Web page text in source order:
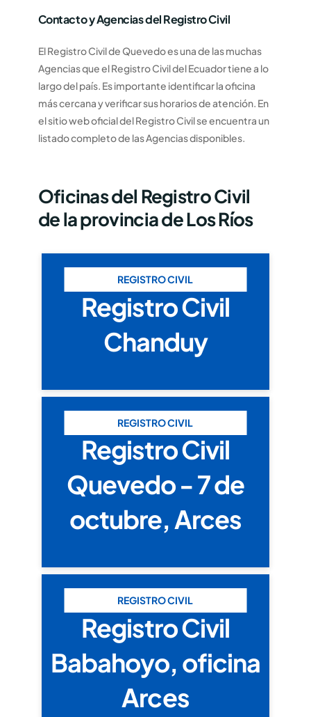
Contacto y Agencias del Registro Civil
El Registro Civil de Quevedo es una de las muchas
Agencias que el Registro Civil del Ecuador tiene a lo
largo del país. Es importante identificar la oficina
más cercana y verificar sus horarios de atención. En
el sitio web oficial del Registro Civil se encuentra un
listado completo de las Agencias disponibles.
Oficinas del Registro Civil
de la provincia de Los Ríos
REGISTRO CIVIL
Registro Civil
Chanduy
REGISTRO CIVIL
Registro Civil
Quevedo - 7 de
octubre, Arces
REGISTRO CIVIL
Registro Civil
Babahoyo, oficina
Arces